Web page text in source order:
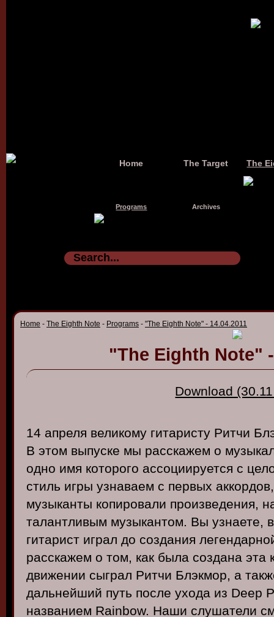
Home The Target The
Programs Archives
Home - The Eighth Note - Programs - "The Eighth Note" - 14.04.2011
"The Eighth Note" -
Download
14 апреля великому гитаристу Ритчи
В этом выпуске мы расскажем о
одно имя которого ассоциируется с
стиль игры узнаваем с первых аккордо
музыканты копировали произведения,
талантливым музыкантом. Вы узнаете,
гитарист играл до создания
расскажем о том, как была создана эта
движении сыграл Ритчи Блэкмор, а
дальнейший путь после ухода из Deep
названием Rainbow. Наши слушатели